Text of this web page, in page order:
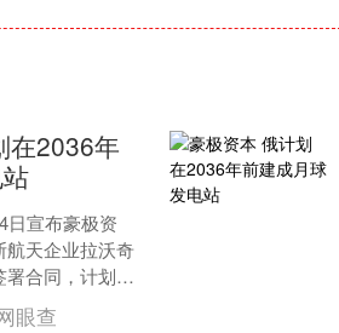
在2036年
日宣布豪极资
航天企业拉沃奇
合同，计划在
。....
眼查